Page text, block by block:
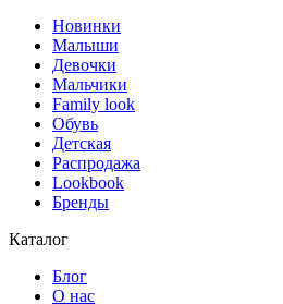
Новинки
Малыши
Девочки
Мальчики
Family look
Обувь
Детская
Распродажа
Lookbook
Бренды
Каталог
Блог
О нас